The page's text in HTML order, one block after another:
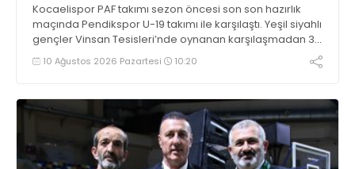
Kocaelispor PAF takımı sezon öncesi son son hazırlık
maçında Pendikspor U-19 takımı ile karşılaştı. Yeşil siyahlı
gençler Vinsan Tesisleri’nde oynanan karşılaşmadan 3-
2 galip ayrıldı.
10 Ağustos 2026 Pazartesi 10:20